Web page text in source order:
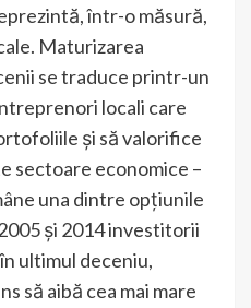
într-o măsură,
Maturizarea
se traduce printr-un
locali care
și să valorifice
sectoare economice –
una dintre opțiunile
și 2014 investitorii
ultimul deceniu,
să aibă cea mai mare